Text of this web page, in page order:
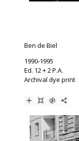
Ben de Biel
1990-1995
Ed. 12 + 2 P.A.
Archival dye print